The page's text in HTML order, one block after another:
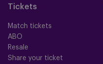
Tickets
Match tickets
ABO
Resale
Share your ticket